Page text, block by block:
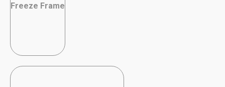
Freeze Frame